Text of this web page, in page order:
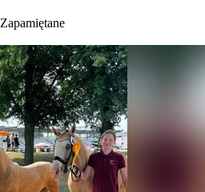
Zapamiętane